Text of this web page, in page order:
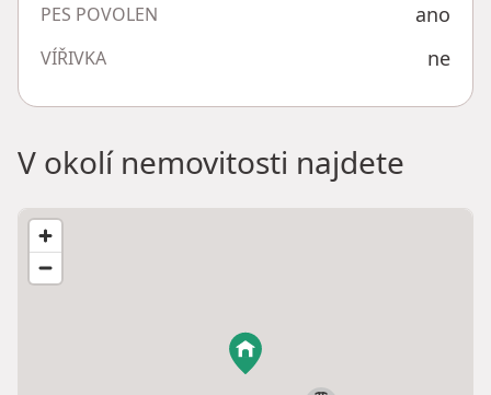
PES POVOLEN ano
VÍŘIVKA ne
V okolí nemovitosti najdete